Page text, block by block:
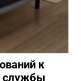
к
службы